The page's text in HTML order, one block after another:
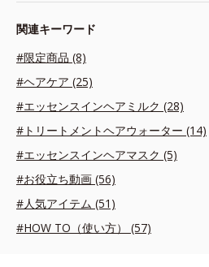
関連キーワード
#限定商品 (8)
#ヘアケア (25)
#エッセンスインヘアミルク (28)
#トリートメントヘアウォーター (14)
#エッセンスインヘアマスク (5)
#お役立ち動画 (56)
#人気アイテム (51)
#HOW TO（使い方） (57)